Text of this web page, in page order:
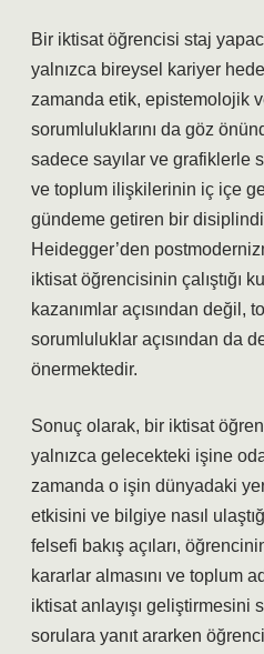
Bir iktisat öğrencisi staj
yalnızca bireysel kariyer
zamanda etik, epistemolojik
sorumluluklarını da göz
sadece sayılar ve grafiklerle
ve toplum ilişkilerinin iç içe
gündeme getiren bir
Heidegger’den
iktisat öğrencisinin çalıştığı
kazanımlar açısından değil,
sorumluluklar açısından da
önermektedir.
Sonuç olarak, bir iktisat
yalnızca gelecekteki işine
zamanda o işin dünyadaki
etkisini ve bilgiye nasıl
felsefi bakış açıları,
kararlar almasını ve toplum
iktisat anlayışı geliştirmesini
sorulara yanıt ararken